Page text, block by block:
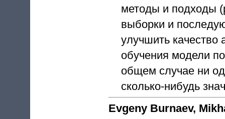
методы и подходы
выборки и
улучшить
обучения модели
общем случае ни
сколько-нибудь
Evgeny Burnaev,